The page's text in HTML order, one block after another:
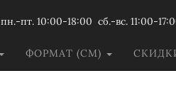
пн.-пт. 10:00-18:00 сб.-вс. 11:00-
ФОРМАТ (СМ)